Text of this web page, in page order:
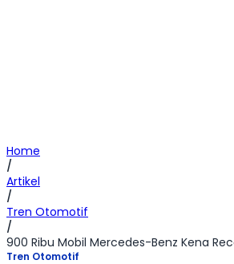
Home
/
Artikel
/
Tren Otomotif
/
900 Ribu Mobil Mercedes-Benz Kena
Tren Otomotif